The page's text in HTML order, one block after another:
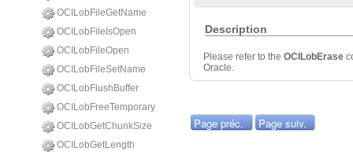
OCILobFileGetName
OCILobFileIsOpen
OCILobFileOpen
OCILobFileSetName
OCILobFlushBuffer
OCILobFreeTemporary
OCILobGetChunkSize
OCILobGetLength
Description
Please refer to the OCILobErase
Oracle.
Page préc. Page suiv.